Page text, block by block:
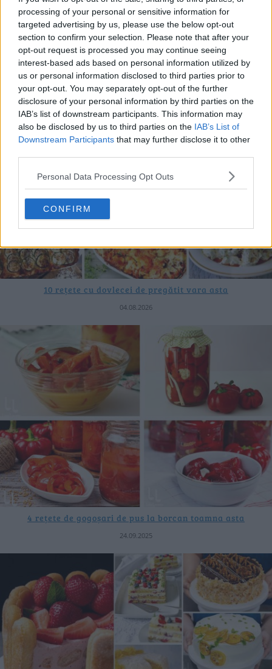
processing of your personal or sensitive information for
targeted advertising by us, please use the below opt-out
section to confirm your selection. Please note that after your
opt-out request is processed you may continue seeing
interest-based ads based on personal information utilized by
us or personal information disclosed to third parties prior to
your opt-out. You may separately opt-out of the further
disclosure of your personal information by third parties on the
IAB’s list of downstream participants. This information may
also be disclosed by us to third parties on the IAB’s List of
Downstream Participants that may further disclose it to other
Personal Data Processing Opt Outs
CONFIRM
20 de rețete de salate de vară fără prelucrare termică
06.08.2026
10 rețete cu dovlecei de pregătit vara asta
04.08.2026
4 rețete de gogoșari de pus la borcan toamna asta
24.09.2025